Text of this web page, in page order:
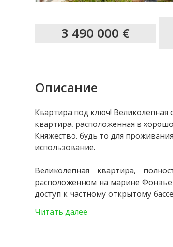
3 490 000 €
Описание
Квартира под ключ! Великолепная
квартира, расположенная в
Княжество, будь то для
использование.
Великолепная квартира,
расположенном на марине
доступ к частному открытому
Эта двухкомнатная квартира
Читать далее